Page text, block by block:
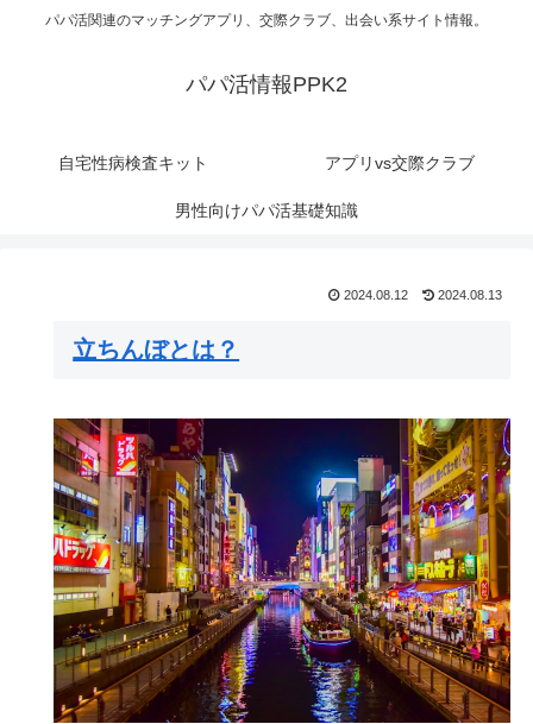
パパ活関連のマッチングアプリ、交際クラブ、出会い系サイト情報。
パパ活情報PPK2
自宅性病検査キット アプリvs交際クラブ
男性向けパパ活基礎知識
2024.08.12 2024.08.13
立ちんぼとは？